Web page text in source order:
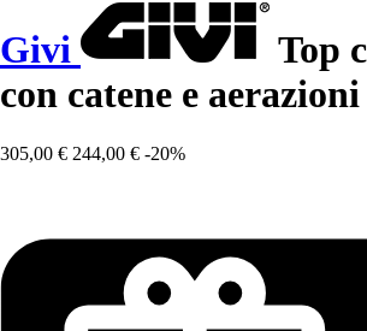
Givi
Top
con catene e
305,00 € 244,00 € -20%